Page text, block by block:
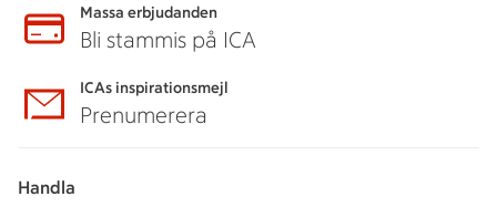
Massa erbjudanden
Bli stammis på ICA
ICAs inspirationsmejl
Prenumerera
Handla